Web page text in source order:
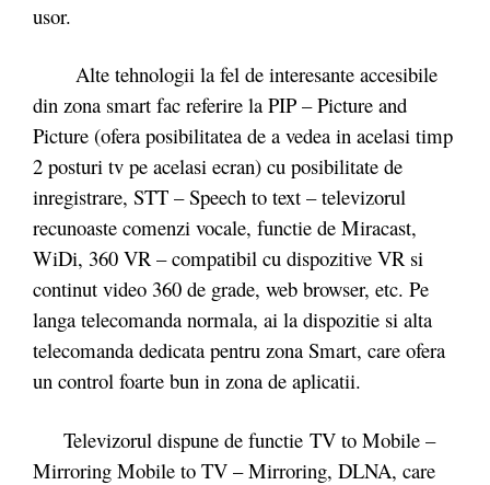
usor.
Alte tehnologii la fel de interesante accesibile
din zona smart fac referire la PIP – Picture and
Picture (ofera posibilitatea de a vedea in acelasi timp
2 posturi tv pe acelasi ecran) cu posibilitate de
inregistrare, STT – Speech to text – televizorul
recunoaste comenzi vocale, functie de Miracast,
WiDi, 360 VR – compatibil cu dispozitive VR si
continut video 360 de grade, web browser, etc. Pe
langa telecomanda normala, ai la dispozitie si alta
telecomanda dedicata pentru zona Smart, care ofera
un control foarte bun in zona de aplicatii.
Televizorul dispune de functie TV to Mobile –
Mirroring Mobile to TV – Mirroring, DLNA, care